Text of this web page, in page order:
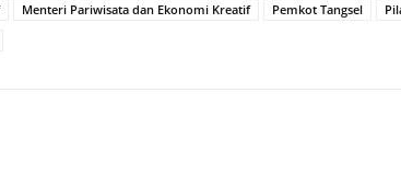
Menteri Pariwisata dan Ekonomi Kreatif Pemkot Tangsel